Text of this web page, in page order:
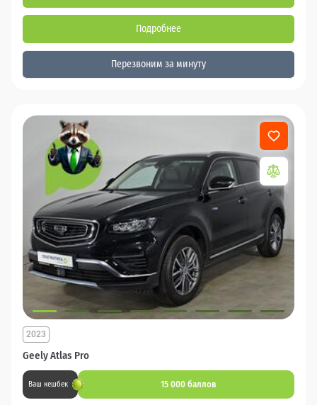
Подробнее
Перезвоним за минуту
Geely Atlas Pro
2023
Ваш кешбек 15 000 баллов